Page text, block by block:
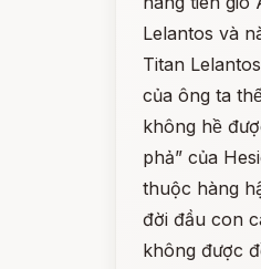
Lelantos và
Titan
của ông ta
không hề
phả” của
thuộc hàng
đời đầu con
không được